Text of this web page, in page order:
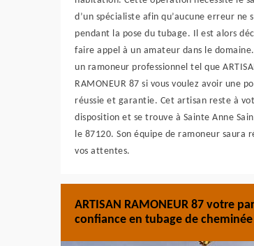
d’un spécialiste afin qu’aucune erreur ne
pendant la pose du tubage. Il est alors
faire appel à un amateur dans le
un ramoneur professionnel tel que
RAMONEUR 87 si vous voulez avoir une
réussie et garantie. Cet artisan reste à
disposition et se trouve à Sainte Anne
le 87120. Son équipe de ramoneur saura
vos attentes.
ARTISAN RAMONEUR 87 votre
confiance en tubage de cheminée